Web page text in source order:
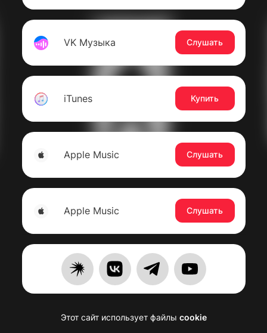
VK Музыка Слушать
iTunes Купить
Apple Music Слушать
Apple Music Слушать
Этот сайт использует файлы cookie